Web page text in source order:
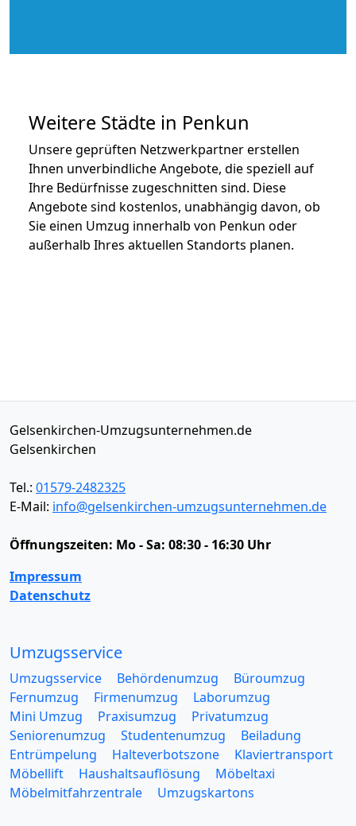
Weitere Städte in Penkun
Unsere geprüften Netzwerkpartner erstellen
Ihnen unverbindliche Angebote, die speziell auf
Ihre Bedürfnisse zugeschnitten sind. Diese
Angebote sind kostenlos, unabhängig davon, ob
Sie einen Umzug innerhalb von Penkun oder
außerhalb Ihres aktuellen Standorts planen.
Gelsenkirchen-Umzugsunternehmen.de
Gelsenkirchen
Tel.: 01579-2482325
E-Mail: info@gelsenkirchen-umzugsunternehmen.de
Öffnungszeiten: Mo - Sa: 08:30 - 16:30 Uhr
Impressum
Datenschutz
Umzugsservice
Umzugsservice Behördenumzug
Büroumzug
Fernumzug
Firmenumzug
Laborumzug
Mini Umzug
Praxisumzug
Privatumzug
Seniorenumzug
Studentenumzug
Beiladung
Entrümpelung
Halteverbotszone
Klaviertransport
Möbellift
Haushaltsauflösung
Möbeltaxi
Möbelmitfahrzentrale
Umzugskartons